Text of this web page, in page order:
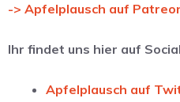
-> Apfelplausch auf
Ihr findet uns hier auf
Apfelplausch auf